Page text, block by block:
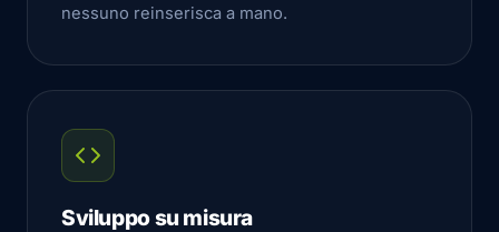
nessuno reinserisca a mano.
Sviluppo su misura